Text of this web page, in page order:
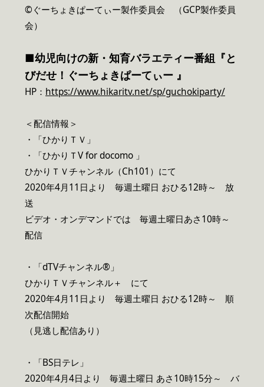
©️ぐーちょきぱーてぃー製作委員会 （GCP製作委員
会）
■幼児向けの新・知育バラエティー番組 『と
びだせ！ぐーちょきぱーてぃー 』
HP： https://www.hikaritv.net/sp/guchokiparty/
＜配信情報＞
・「ひかりＴＶ」
・「ひかりＴV for docomo 」
ひかりＴＶチャンネル（Ch101）にて
2020年4月11日より 毎週土曜日 おひる12時～ 放
送
ビデオ・オンデマンドでは 毎週土曜日あさ10時～
配信
・「dTVチャンネル®」
ひかりＴＶチャンネル＋ にて
2020年4月11日より 毎週土曜日 おひる12時～ 順
次配信開始
（見逃し配信あり）
・「BS日テレ」
2020年4月4日より 毎週土曜日 あさ10時15分～ バ